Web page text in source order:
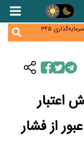
خرید دینار در
جنگ کریدورها وارد فاز جدید شد؛ سرمایه‌گذاری ۳۴۵
از تولید
بازنشستگان؛ بانک رفاه
اعتبار
از فشار